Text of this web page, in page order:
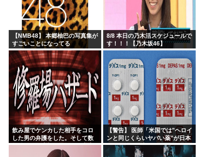
【NMB48】 本郷柚巴の写真集が
すごいことになってる
8/8 本日の乃木活スケジュールで
す！！！【乃木坂46】
飲み屋でケンカした相手をコロ
した男の弁護をした。そして数
年後、因果応報を思わせる出来
【警告】 医師「米国では”ヘロイ
ンと同じくらいヤバい薬”が日本
では平気で処方されてる」